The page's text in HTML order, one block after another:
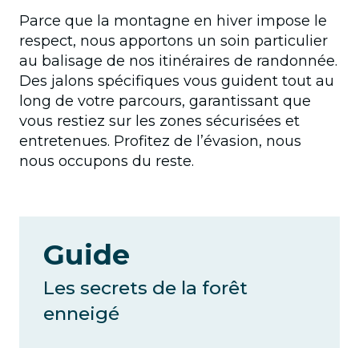
Parce que la montagne en hiver impose le
respect, nous apportons un soin particulier
au balisage de nos itinéraires de randonnée.
Des jalons spécifiques vous guident tout au
long de votre parcours, garantissant que
vous restiez sur les zones sécurisées et
entretenues. Profitez de l’évasion, nous
nous occupons du reste.
Guide
Les secrets de la forêt
enneigé